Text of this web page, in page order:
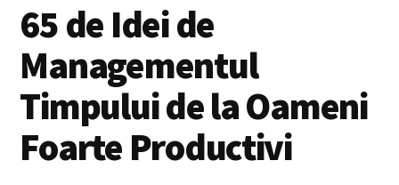
65 de Idei de
Managementul
Timpului de la Oameni
Foarte Productivi